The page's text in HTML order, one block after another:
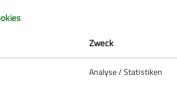
zu Bergsport
Zweck
Analyse / Statistiken